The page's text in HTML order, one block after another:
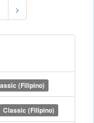
(Filipino)
Classic (Filipino)